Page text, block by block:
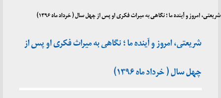
شریعتی، امروز و آینده ما ؛ نگاهی به میراث فکری او پس از چهل سال ( خرداد ماه ۱۳۹۶)
شریعتی، امروز و آینده ما ؛ نگاهی به میراث فکری او پس از
چهل سال ( خرداد ماه ۱۳۹۶)